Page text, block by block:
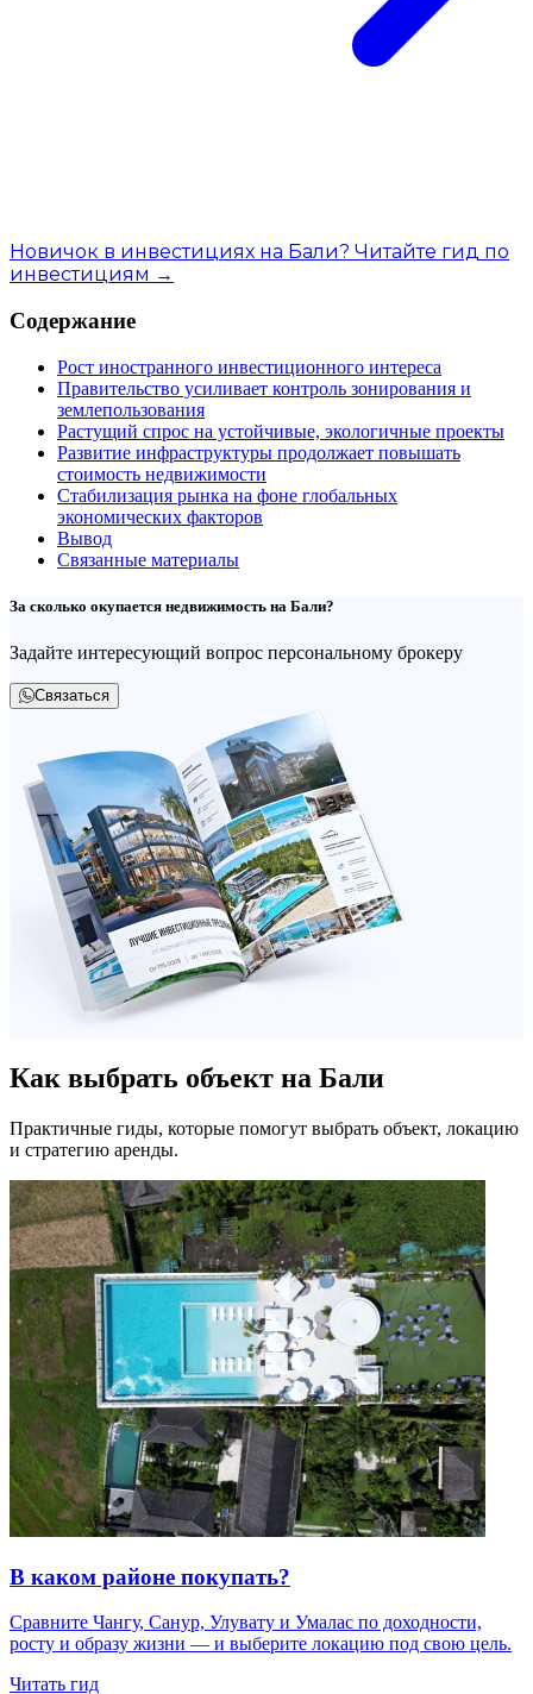
Новичок в инвестициях на Бали? Читайте гид по
инвестициям →
Содержание
Рост иностранного инвестиционного интереса
Правительство усиливает контроль зонирования и
землепользования
Растущий спрос на устойчивые, экологичные проекты
Развитие инфраструктуры продолжает повышать
стоимость недвижимости
Стабилизация рынка на фоне глобальных
экономических факторов
Вывод
Связанные материалы
За сколько окупается недвижимость на Бали?
Задайте интересующий вопрос персональному брокеру
Связаться
Как выбрать объект на Бали
Практичные гиды, которые помогут выбрать объект, локацию
и стратегию аренды.
В каком районе покупать?
Сравните Чангу, Санур, Улувату и Умалас по доходности,
росту и образу жизни — и выберите локацию под свою цель.
Читать гид